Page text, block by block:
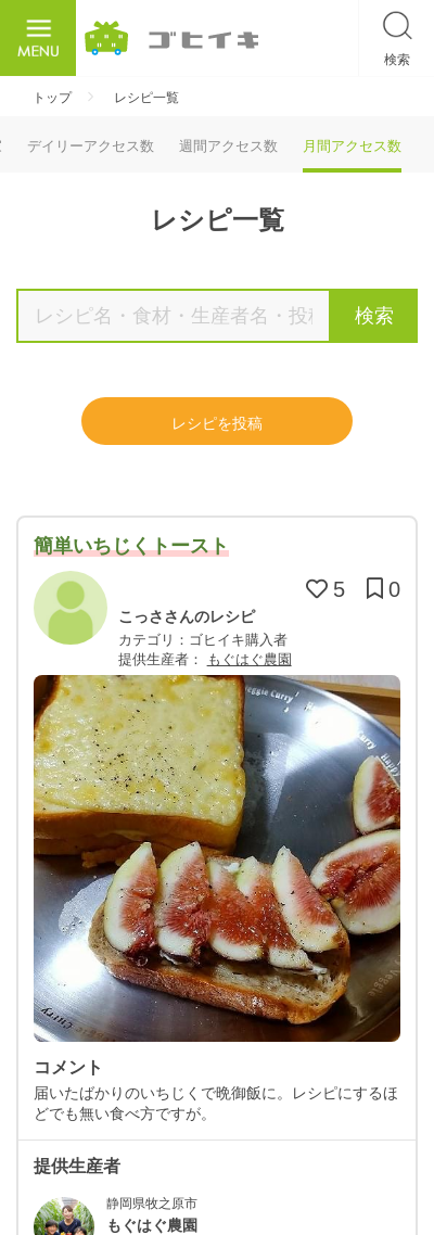
検索
トップ レシピ一覧
デイリーアクセス数 週間アクセス数 月間アクセス数
レシピ一覧
検索
レシピを投稿
簡単いちじくトースト
5 0
こっささんのレシピ
カテゴリ：ゴヒイキ購入者
提供生産者：
もぐはぐ農園
コメント
届いたばかりのいちじくで晩御飯に。レシピにするほ
どでも無い食べ方ですが。
提供生産者
静岡県牧之原市
もぐはぐ農園